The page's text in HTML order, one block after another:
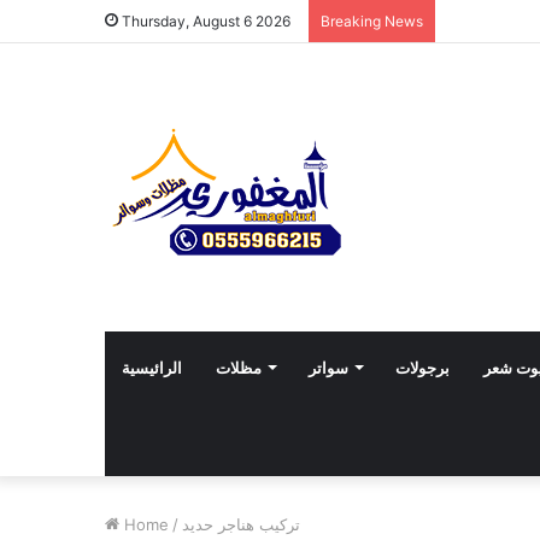
Thursday, August 6 2026 Breaking News
الرائيسية مظلات سواتر برجولات شعر
Home / تركيب هناجر حديد